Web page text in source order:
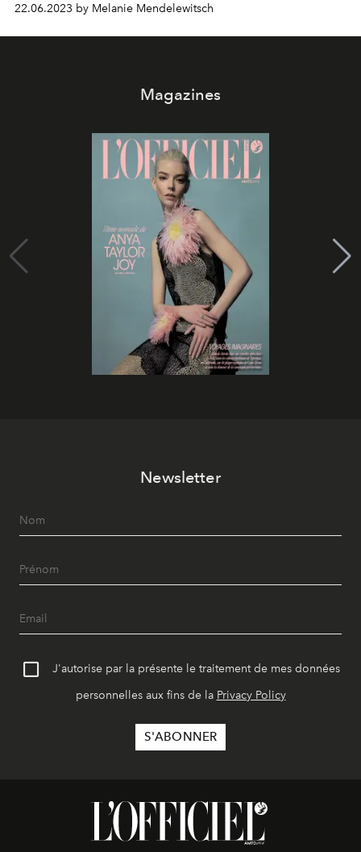
22.06.2023 by Melanie Mendelewitsch
Magazines
Newsletter
J'autorise par la présente le traitement de mes données
personnelles aux fins de la Privacy Policy